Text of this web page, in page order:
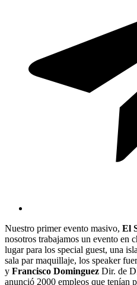
Nuestro primer evento masivo, El
nosotros trabajamos un evento en
lugar para los special guest, una
sala par maquillaje, los speaker
y Francisco Dominguez Dir. de
anunció 2000 empleos que tenían